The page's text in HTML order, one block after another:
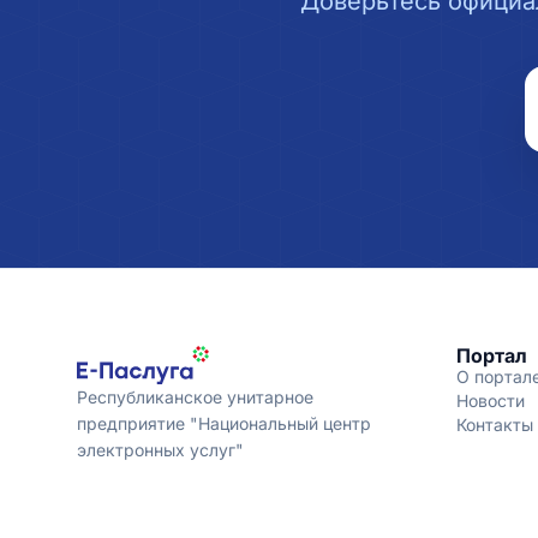
Республиканское унитарное
предприятие "Национальный центр
электронных услуг"
Портал
О
Новости
Контакты